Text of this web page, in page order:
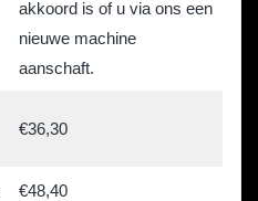
akkoord is of u via ons een
nieuwe machine
aanschaft.
€36,30
€48,40